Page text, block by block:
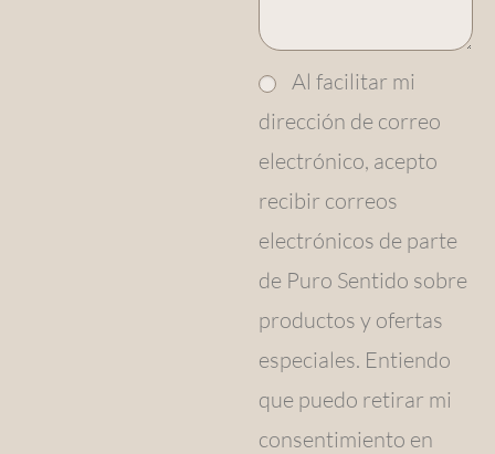
Al facilitar mi
dirección de correo
electrónico, acepto
recibir correos
electrónicos de parte
de Puro Sentido sobre
productos y ofertas
especiales. Entiendo
que puedo retirar mi
consentimiento en